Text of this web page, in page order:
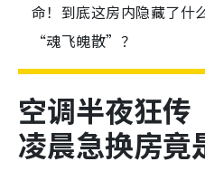
命！到底这房内隐藏了什
“魂飞魄散”？
空调半夜狂
凌晨急换房竟